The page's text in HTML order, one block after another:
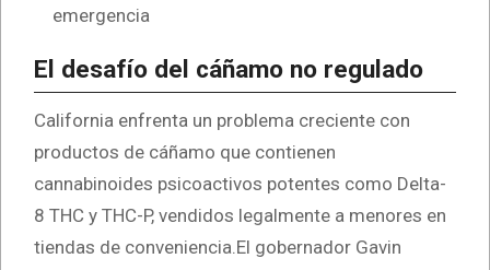
emergencia
El desafío del cáñamo no regulado
California enfrenta un problema creciente con
productos de cáñamo que contienen
cannabinoides psicoactivos potentes como Delta-
8 THC y THC-P, vendidos legalmente a menores en
tiendas de conveniencia.El gobernador Gavin